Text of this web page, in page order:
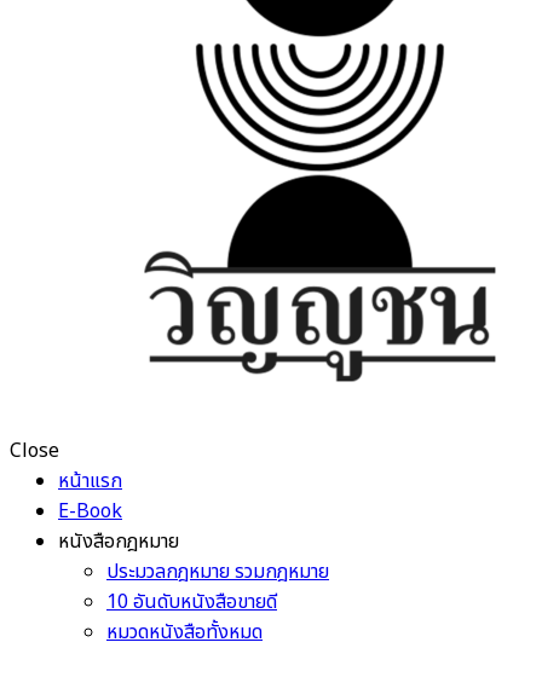
Close
หน้าแรก
E-Book
หนังสือกฎหมาย
ประมวลกฎหมาย รวมกฎหมาย
10 อันดับหนังสือขายดี
หมวดหนังสือทั้งหมด